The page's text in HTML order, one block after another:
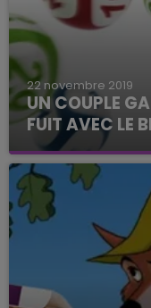
22 novembre 2019
UN COUPLE
FUIT AVEC LE